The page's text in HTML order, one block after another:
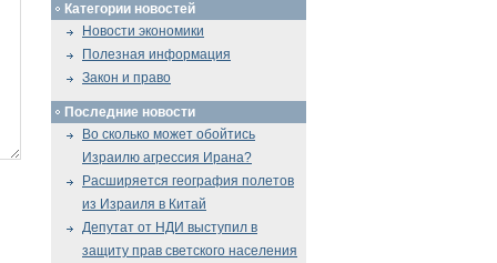
Категории новостей
Новости экономики
Полезная информация
Закон и право
Последние новости
Во сколько может обойтись
Израилю агрессия Ирана?
Расширяется география полетов
из Израиля в Китай
Депутат от НДИ выступил в
защиту прав светского населения